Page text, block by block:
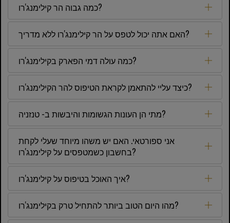
כמה גבוה הר קילימנג'רו?
האם אתה יכול לטפס על הר קילימנג'רו ללא מדריך?
כמה עולה דמי הפארק בקילימנג'רו?
כיצד עליי להתאמן לקראת הטיפוס להר הקילימנג'רו?
מתי הן העונות הגשומות והיבשות ב- טנזניה?
אני ספורטאי. האם יש משהו מיוחד שעלי לקחת
בחשבון כשמטפסים על קילימנג'רו?
איך האוכל בטיפוס על קילימנג'רו?
מהו היום הטוב ביותר להתחיל טרק בקילימנג'רו?